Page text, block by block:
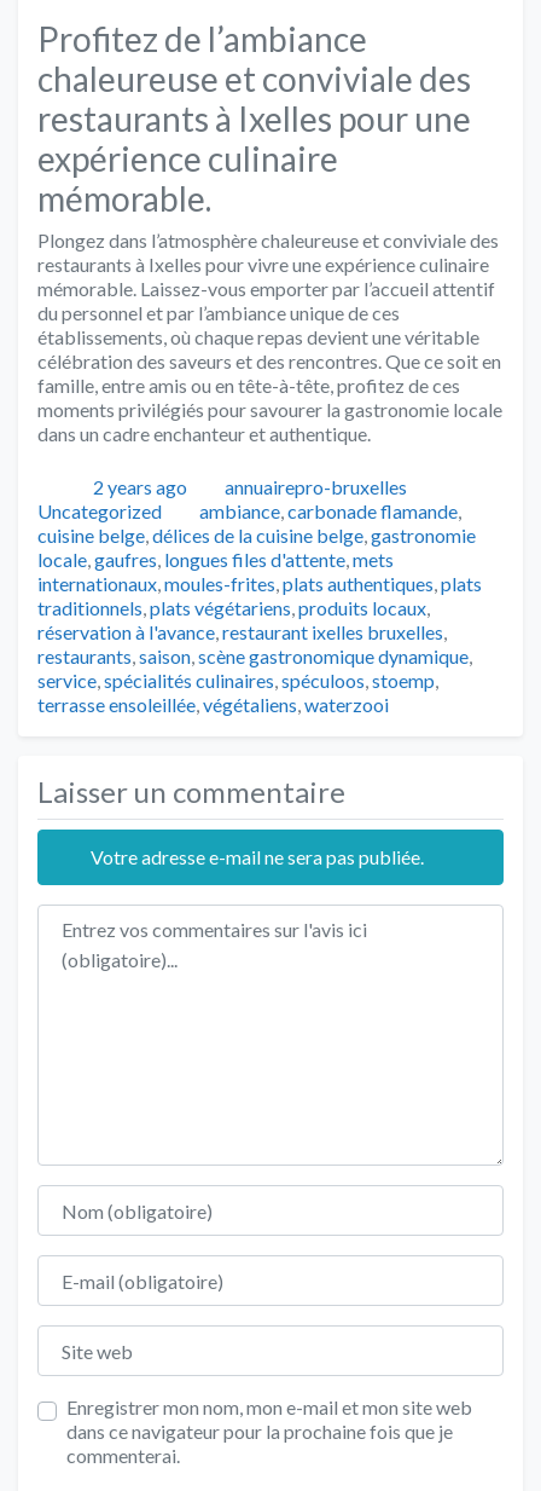
Profitez de l’ambiance
chaleureuse et conviviale des
restaurants à Ixelles pour une
expérience culinaire
mémorable.
Plongez dans l’atmosphère chaleureuse et conviviale des
restaurants à Ixelles pour vivre une expérience culinaire
mémorable. Laissez-vous emporter par l’accueil attentif
du personnel et par l’ambiance unique de ces
établissements, où chaque repas devient une véritable
célébration des saveurs et des rencontres. Que ce soit en
famille, entre amis ou en tête-à-tête, profitez de ces
moments privilégiés pour savourer la gastronomie locale
dans un cadre enchanteur et authentique.
Publié2 years ago Auteur
annuairepro-bruxelles
Uncategorized
Tags
ambiance,carbonade flamande,
cuisine belge,délices de la cuisine belge,gastronomie
locale,gaufres, longues files d'attente,mets
internationaux,moules-frites,plats authentiques,plats
traditionnels,plats végétariens,produits locaux,
réservation à l'avance,restaurant ixelles bruxelles,
restaurants,saison,scène gastronomique dynamique,
service,spécialités culinaires,spéculoos,stoemp,
terrasse ensoleillée,végétaliens,waterzooi
Laisser un commentaire
Votre adresse e-mail ne sera pas publiée.
Texte de l'avis
Nom
E-mail
Site web
Enregistrer mon nom, mon e-mail et mon site web
dans ce navigateur pour la prochaine fois que je
commenterai.